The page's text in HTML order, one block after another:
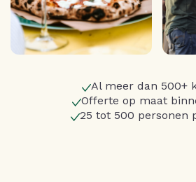
Al meer dan 500+
Offerte op maat
25 tot 500 personen